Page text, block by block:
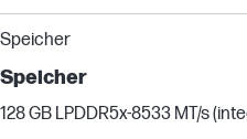
Speicher
Speicher
128 GB LPDDR5x-8533 MT/s